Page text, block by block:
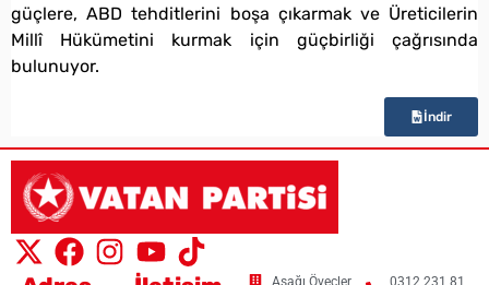
güçlere, ABD tehditlerini boşa çıkarmak ve Üreticilerin
Millî Hükümetini kurmak için güçbirliği çağrısında
bulunuyor.
İndir
Aşağı Öveçler
0312 231 81